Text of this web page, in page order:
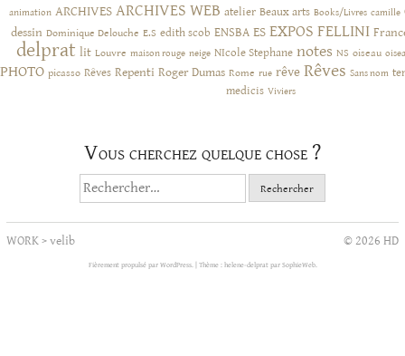
animation ARCHIVES ARCHIVES WEB atelier Beaux arts Books/Livres camille
dessin Dominique Delouche E.S edith scob ENSBA ES EXPOS FELLINI
delprat lit Louvre maison rouge neige NIcole Stephane notes NS oiseau
PHOTO picasso Rêves Repenti Roger Dumas Rome rue rêve Rêves Sans nom
medicis Viviers
Vous cherchez quelque chose ?
Rechercher :
WORK>velib © 2026 HD
Fièrement propulsé par WordPress. Thème : helene-delprat par SophieWeb.